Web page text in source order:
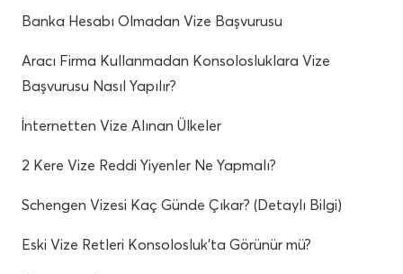
Banka Hesabı Olmadan Vize Başvurusu
Aracı Firma Kullanmadan Konsolosluklara Vize
Başvurusu Nasıl Yapılır?
İnternetten Vize Alınan Ülkeler
2 Kere Vize Reddi Yiyenler Ne Yapmalı?
Schengen Vizesi Kaç Günde Çıkar? (Detaylı Bilgi)
Eski Vize Retleri Konsolosluk’ta Görünür mü?